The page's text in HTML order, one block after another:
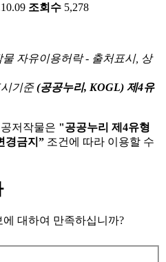
조회수 5,278
기준 (공공누리, KOGL) 제4유
저작물은 "공공누리 제4유형
경금지” 조건에 따라 이용할 수
대하여 만족하십니까?